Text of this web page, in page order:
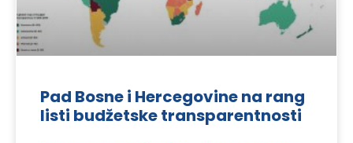
Pad Bosne i Hercegovine na rang
listi budžetske transparentnosti